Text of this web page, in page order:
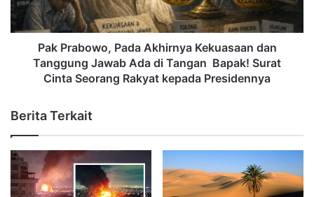
Pak Prabowo, Pada Akhirnya Kekuasaan dan
Tanggung Jawab Ada di Tangan Bapak! Surat
Cinta Seorang Rakyat kepada Presidennya
Berita Terkait